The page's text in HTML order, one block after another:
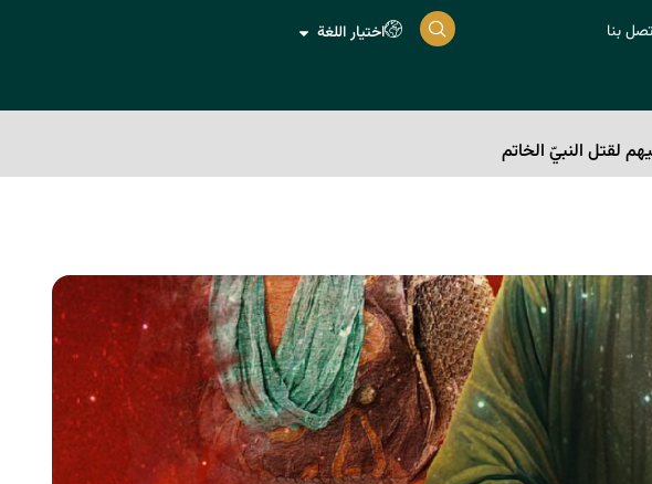
بنا اختيار اللغة
لقتل النبيّ الخاتم